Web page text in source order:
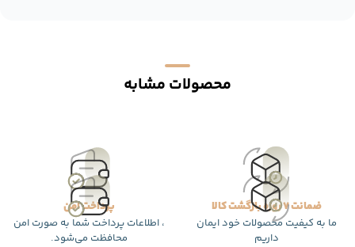
محصولات مشابه
ضمانت 7 روزه بازگشت کالا
ما به کیفیت محصولات خود ایمان
داریم
پرداخت امن
، اطلاعات پرداخت شما به صورت امن
محافظت می‌شود.